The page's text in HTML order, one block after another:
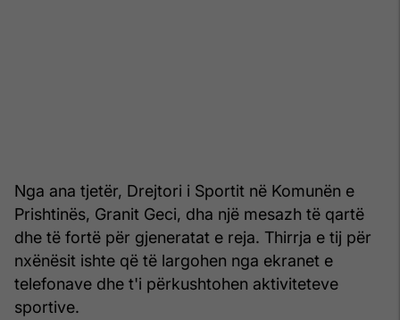
Nga ana tjetër, Drejtori i Sportit në Komunën e
Prishtinës, Granit Geci, dha një mesazh të qartë
dhe të fortë për gjeneratat e reja. Thirrja e tij për
nxënësit ishte që të largohen nga ekranet e
telefonave dhe t'i përkushtohen aktiviteteve
sportive.